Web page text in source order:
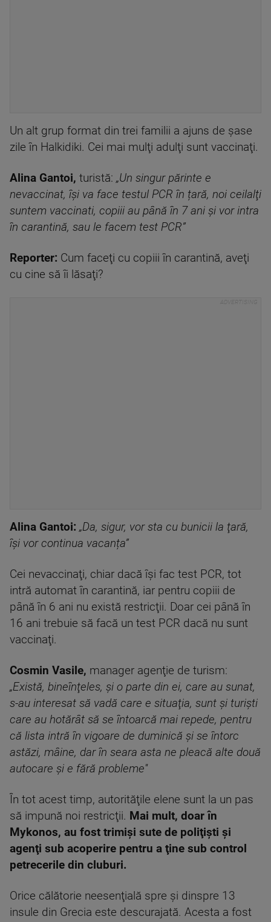
Un alt grup format din trei familii a ajuns de şase
zile în Halkidiki. Cei mai mulţi adulţi sunt vaccinaţi.
Alina Gantoi, turistă: „Un singur părinte e
nevaccinat, îşi va face testul PCR în țară, noi ceilalţi
suntem vaccinati, copiii au până în 7 ani şi vor intra
în carantină, sau le facem test PCR”
Reporter: Cum faceţi cu copiii în carantină, aveţi
cu cine să îi lăsaţi?
Alina Gantoi: „Da, sigur, vor sta cu bunicii la ţară,
îşi vor continua vacanța”
Cei nevaccinaţi, chiar dacă îşi fac test PCR, tot
intră automat în carantină, iar pentru copiii de
până în 6 ani nu există restricţii. Doar cei până în
16 ani trebuie să facă un test PCR dacă nu sunt
vaccinaţi.
Cosmin Vasile, manager agenţie de turism:
„Există, bineînţeles, şi o parte din ei, care au sunat,
s-au interesat să vadă care e situaţia, sunt şi turişti
care au hotărât să se întoarcă mai repede, pentru
că lista intră în vigoare de duminică şi se întorc
astăzi, mâine, dar în seara asta ne pleacă alte două
autocare şi e fără probleme''
În tot acest timp, autorităţile elene sunt la un pas
să impună noi restricţii. Mai mult, doar în
Mykonos, au fost trimişi sute de poliţişti şi
agenţi sub acoperire pentru a ţine sub control
petrecerile din cluburi.
Orice călătorie neesenţială spre şi dinspre 13
insule din Grecia este descurajată. Acesta a fost